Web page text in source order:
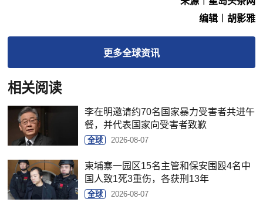
编辑︱胡影雅
更多全球资讯
相关阅读
李在明邀请约70名国家暴力受害者共进午
餐，并代表国家向受害者致歉
全球 2026-08-07
柬埔寨一园区15名主管和保安围殴4名中
国人致1死3重伤，各获刑13年
全球 2026-08-07